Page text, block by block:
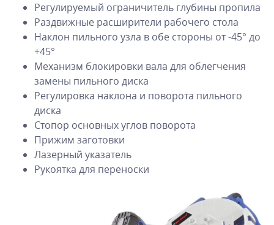
Регулируемый ограничитель глубины пропила
Раздвижные расширители рабочего стола
Наклон пильного узла в обе стороны от -45° до
+45°
Механизм блокировки вала для облегчения
замены пильного диска
Регулировка наклона и поворота пильного
диска
Стопор основных углов поворота
Прижим заготовки
Лазерный указатель
Рукоятка для переноски